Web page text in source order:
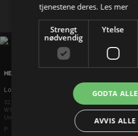
HEAD OFFICE
London
52 Brook Street
W1K 5DS London
United Kingdom
P: +44 203 608 8181
tjenestene deres. Les mer
Strengt
nødvendig
Ytelse
GODTA ALLE
AVVIS ALLE